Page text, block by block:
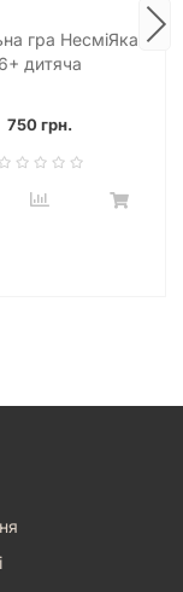
гра НесміЯка
6+ дитяча
750 грн.